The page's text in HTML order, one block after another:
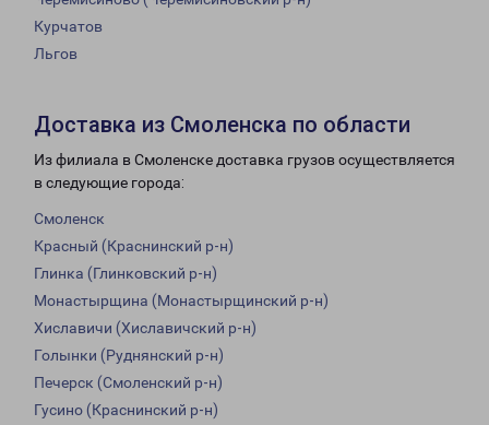
Курчатов
Льгов
Доставка из Смоленска по области
Из филиала в Смоленске доставка грузов осуществляется
в следующие города:
Смоленск
Красный (Краснинский р-н)
Глинка (Глинковский р-н)
Монастырщина (Монастырщинский р-н)
Хиславичи (Хиславичский р-н)
Голынки (Руднянский р-н)
Печерск (Смоленский р-н)
Гусино (Краснинский р-н)